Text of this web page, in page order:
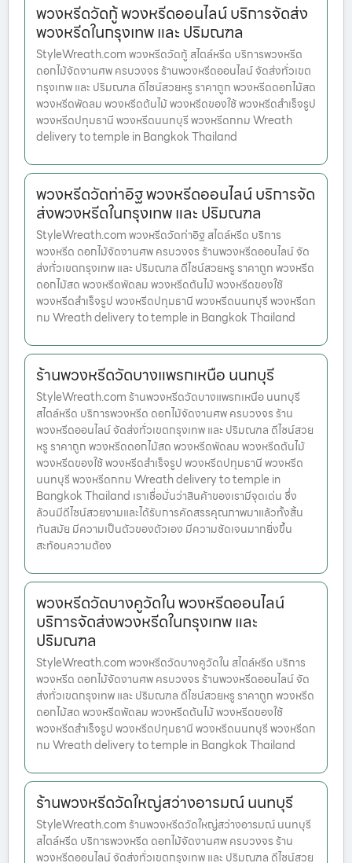
พวงหรีดวัดกู้ พวงหรีดออนไลน์ บริการจัดส่ง
พวงหรีดในกรุงเทพ และ ปริมณฑล
StyleWreath.com พวงหรีดวัดกู้ สไตล์หรีด บริการพวงหรีด
ดอกไม้จัดงานศพ ครบวงจร ร้านพวงหรีดออนไลน์ จัดส่งทั่วเขต
กรุงเทพ และ ปริมณฑล ดีไซน์สวยหรู ราคาถูก พวงหรีดดอกไม้สด
พวงหรีดพัดลม พวงหรีดต้นไม้ พวงหรีดของใช้ พวงหรีดสำเร็จรูป
พวงหรีดปทุมธานี พวงหรีดนนทบุรี พวงหรีดกทม Wreath
delivery to temple in Bangkok Thailand
พวงหรีดวัดท่าอิฐ พวงหรีดออนไลน์ บริการจัด
ส่งพวงหรีดในกรุงเทพ และ ปริมณฑล
StyleWreath.com พวงหรีดวัดท่าอิฐ สไตล์หรีด บริการ
พวงหรีด ดอกไม้จัดงานศพ ครบวงจร ร้านพวงหรีดออนไลน์ จัด
ส่งทั่วเขตกรุงเทพ และ ปริมณฑล ดีไซน์สวยหรู ราคาถูก พวงหรีด
ดอกไม้สด พวงหรีดพัดลม พวงหรีดต้นไม้ พวงหรีดของใช้
พวงหรีดสำเร็จรูป พวงหรีดปทุมธานี พวงหรีดนนทบุรี พวงหรีดก
ทม Wreath delivery to temple in Bangkok Thailand
ร้านพวงหรีดวัดบางแพรกเหนือ นนทบุรี
StyleWreath.com ร้านพวงหรีดวัดบางแพรกเหนือ นนทบุรี
สไตล์หรีด บริการพวงหรีด ดอกไม้จัดงานศพ ครบวงจร ร้าน
พวงหรีดออนไลน์ จัดส่งทั่วเขตกรุงเทพ และ ปริมณฑล ดีไซน์สวย
หรู ราคาถูก พวงหรีดดอกไม้สด พวงหรีดพัดลม พวงหรีดต้นไม้
พวงหรีดของใช้ พวงหรีดสำเร็จรูป พวงหรีดปทุมธานี พวงหรีด
นนทบุรี พวงหรีดกทม Wreath delivery to temple in
Bangkok Thailand เราเชื่อมั่นว่าสินค้าของเรามีจุดเด่น ซึ่ง
ล้วนมีดีไซน์สวยงามและได้รับการคัดสรรคุณภาพมาแล้วทั้งสิ้น
ทันสมัย มีความเป็นตัวของตัวเอง มีความชัดเจนมากยิ่งขึ้น
สะท้อนความต้อง
พวงหรีดวัดบางคูวัดใน พวงหรีดออนไลน์
บริการจัดส่งพวงหรีดในกรุงเทพ และ
ปริมณฑล
StyleWreath.com พวงหรีดวัดบางคูวัดใน สไตล์หรีด บริการ
พวงหรีด ดอกไม้จัดงานศพ ครบวงจร ร้านพวงหรีดออนไลน์ จัด
ส่งทั่วเขตกรุงเทพ และ ปริมณฑล ดีไซน์สวยหรู ราคาถูก พวงหรีด
ดอกไม้สด พวงหรีดพัดลม พวงหรีดต้นไม้ พวงหรีดของใช้
พวงหรีดสำเร็จรูป พวงหรีดปทุมธานี พวงหรีดนนทบุรี พวงหรีดก
ทม Wreath delivery to temple in Bangkok Thailand
ร้านพวงหรีดวัดใหญ่สว่างอารมณ์ นนทบุรี
StyleWreath.com ร้านพวงหรีดวัดใหญ่สว่างอารมณ์ นนทบุรี
สไตล์หรีด บริการพวงหรีด ดอกไม้จัดงานศพ ครบวงจร ร้าน
พวงหรีดออนไลน์ จัดส่งทั่วเขตกรุงเทพ และ ปริมณฑล ดีไซน์สวย